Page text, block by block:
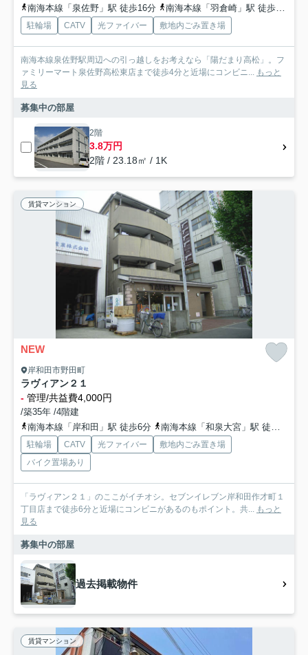
南海本線「泉佐野」駅 徒歩16分
南海本線「羽倉崎」駅 徒歩20分
駐輪場 CATV 光ファイバー 敷地内ごみ置き場
南海本線泉佐野駅周辺への引っ越しをお考えなら「陽だまり高松」。フ
ァミリーマート泉佐野高松東店まで徒歩4分と近場にコンビニ... もっと
見る
募集中の部屋
2階
3.8万円
2階 / 23.18㎡ / 1K
賃貸マンション
NEW
岸和田市野田町
ラヴィアン２１
- 管理/共益費4,000円
/築35年 /4階建
南海本線「岸和田」駅 徒歩6分
南海本線「和泉大宮」駅 徒歩17分
駐輪場 CATV 光ファイバー
敷地内ごみ置き場
バイク置場あり
「ラヴィアン２１」のここがイチオシ。セブンイレブン岸和田作才町１
丁目店まで徒歩6分と近場にコンビニがあるのもポイント。共... もっと
見る
募集中の部屋
過去掲載物件
賃貸マンション